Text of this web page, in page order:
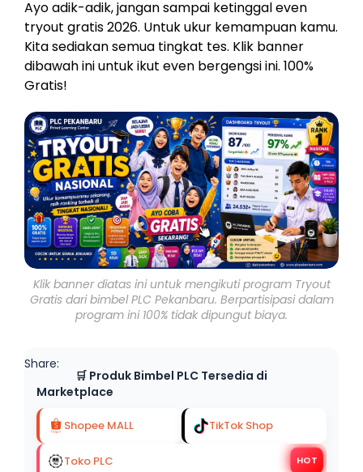
Ayo adik-adik, jangan sampai ketinggal even
tryout gratis 2026. Untuk ukur kemampuan kamu.
Kita sediakan semua tingkat tes. Klik banner
dibawah ini untuk ikut even bergengsi ini. 100%
Gratis!
Klik banner diatas ini untuk mengikuti program Tryout
Gratis dari bimbel PLC Pekanbaru. Berpartisipasi dalam
program ini 100% tidak dipungut biaya.
Share:
🛒 Produk Bimbel PLC Tersedia di
Marketplace
Shopee MALL TikTok Shop
HOT
Toko PLC